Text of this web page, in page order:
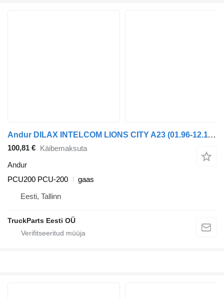
Andur DILAX INTELCOM LIONS CITY A23 (01.96-12.11) PCU200 PCU-200 tüübi jaoks bussi MAN Lion's bus (1991-)
100,81 € Käibemaksuta
Andur
PCU200 PCU-200
gaas
Eesti, Tallinn
TruckParts Eesti OÜ